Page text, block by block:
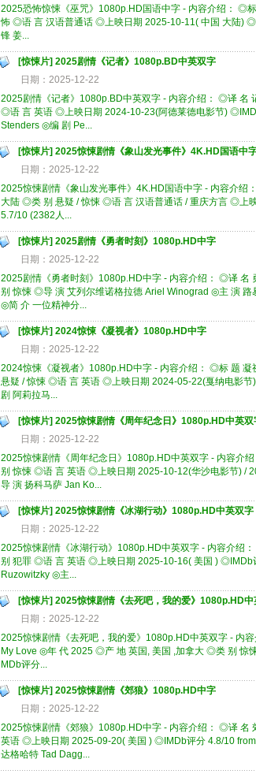
2025恐怖惊悚《巫咒》1080p.HD国语中字 - 内容介绍：
怖 ◎语 言 汉语普通话 ◎上映日期 2025-10-11( 中国 大陆)
锋 姜...
[惊悚片] 2025剧情《记者》1080p.BD中英双字
日期：2025-12-22
2025剧情《记者》1080p.BD中英双字 - 内容介绍： ◎译
◎语 言 英语 ◎上映日期 2024-10-23(阿德莱德电影节)
Stenders ◎编 剧 Pe...
[惊悚片] 2025惊悚剧情《象山发光事件》4K.HD国语中
日期：2025-12-22
2025惊悚剧情《象山发光事件》4K.HD国语中字 - 内容介
大陆 ◎类 别 悬疑 / 惊悚 ◎语 言 汉语普通话 / 重庆方言 ◎上
5.7/10 (2382人...
[惊悚片] 2025剧情《勇者时刻》1080p.HD中字
日期：2025-12-22
2025剧情《勇者时刻》1080p.HD中字 - 内容介绍： ◎译
别 惊悚 ◎导 演 艾列尔维诺格拉德 Ariel Winograd ◎主 演
◎简 介 一位精神分...
[惊悚片] 2024惊悚《凝视者》1080p.HD中字
日期：2025-12-22
2024惊悚《凝视者》1080p.HD中字 - 内容介绍： ◎标 题
悬疑 / 惊悚 ◎语 言 英语 ◎上映日期 2024-05-22(戛纳电影
剧 阿莉拉马...
[惊悚片] 2025惊悚剧情《周年纪念日》1080p.HD中英双
日期：2025-12-22
2025惊悚剧情《周年纪念日》1080p.HD中英双字 - 内容
别 惊悚 ◎语 言 英语 ◎上映日期 2025-10-12(华沙电影节) /
导 演 扬科马萨 Jan Ko...
[惊悚片] 2025惊悚剧情《冰湖行动》1080p.HD中英双字
日期：2025-12-22
2025惊悚剧情《冰湖行动》1080p.HD中英双字 - 内容介
别 犯罪 ◎语 言 英语 ◎上映日期 2025-10-16( 美国 ) ◎IMDb
Ruzowitzky ◎主...
[惊悚片] 2025惊悚剧情《去死吧，我的爱》1080p.HD中
日期：2025-12-22
2025惊悚剧情《去死吧，我的爱》1080p.HD中英双字 - 内
My Love ◎年 代 2025 ◎产 地 英国, 美国 ,加拿大 ◎类 别
MDb评分...
[惊悚片] 2025惊悚剧情《郊狼》1080p.HD中字
日期：2025-12-22
2025惊悚剧情《郊狼》1080p.HD中字 - 内容介绍： ◎译
英语 ◎上映日期 2025-09-20( 美国 ) ◎IMDb评分 4.8/10
达格哈特 Tad Dagg...